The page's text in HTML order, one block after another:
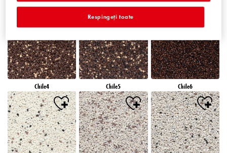
Chile1 Chile2 Chile3
Chile4 Chile5 Chile6
Respingeți toate